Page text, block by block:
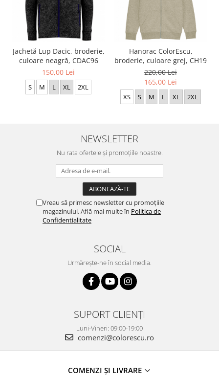
Jachetă Lup Dacic, broderie,
culoare neagră, CDAC96
150,00 Lei
S M L XL 2XL
Hanorac ColorEscu,
broderie, culoare grej, CH19
220,00 Lei
165,00 Lei
XS S M L XL 2XL
NEWSLETTER
Nu rata ofertele și promoțiile noastre.
Vreau să primesc newsletter cu promoțiile
magazinului. Află mai multe în Politica de
Confidentialitate
SOCIAL
Urmărește-ne în social media.
SUPORT CLIENȚI
Luni-Vineri: 09:00-19:00
comenzi@colorescu.ro
COMENZI ȘI LIVRARE